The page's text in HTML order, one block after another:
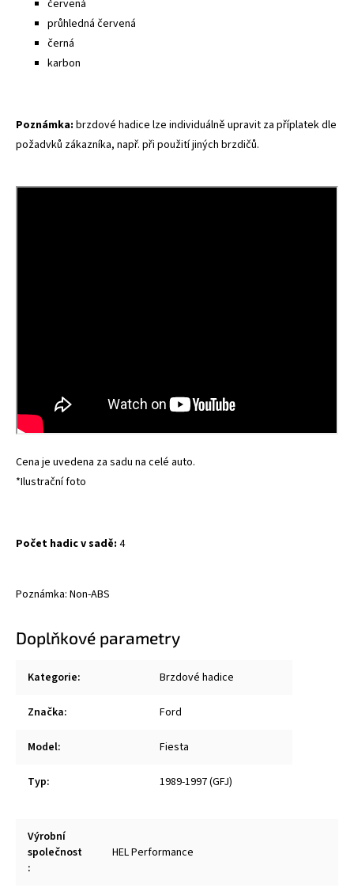
červená
průhledná červená
černá
karbon
Poznámka: brzdové hadice lze individuálně upravit za příplatek dle
požadvků zákazníka, např. při použití jiných brzdičů.
Cena je uvedena za sadu na celé auto.
*Ilustrační foto
Počet hadic v sadě: 4
Poznámka: Non-ABS
Doplňkové parametry
Kategorie: Brzdové hadice
Značka: Ford
Model: Fiesta
Typ: 1989-1997 (GFJ)
Výrobní
společnost
:
HEL Performance